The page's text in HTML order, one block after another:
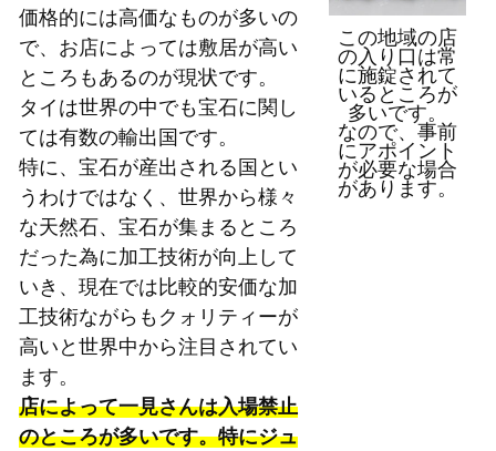
価格的には高価なものが多いの
で、お店によっては敷居が高い
ところもあるのが現状です。
タイは世界の中でも宝石に関し
ては有数の輸出国です。
特に、宝石が産出される国とい
うわけではなく、世界から様々
な天然石、宝石が集まるところ
だった為に加工技術が向上して
いき、現在では比較的安価な加
工技術ながらもクォリティーが
高いと世界中から注目されてい
ます。
店によって一見さんは入場禁止
のところが多いです。特にジュ
この地域の店
の入り口は常
に施錠されて
いるところが
多いです。
なので、事前
にアポイント
が必要な場合
があります。